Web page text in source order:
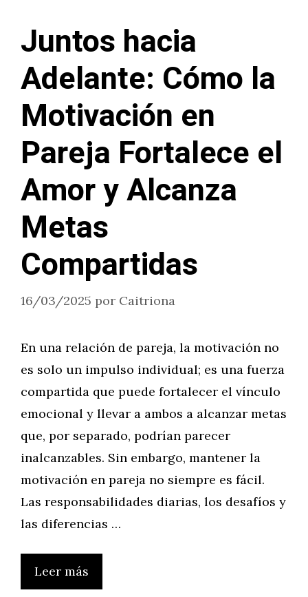
Juntos hacia
Adelante: Cómo la
Motivación en
Pareja Fortalece el
Amor y Alcanza
Metas
Compartidas
16/03/2025 por Caitriona
En una relación de pareja, la motivación no
es solo un impulso individual; es una fuerza
compartida que puede fortalecer el vínculo
emocional y llevar a ambos a alcanzar metas
que, por separado, podrían parecer
inalcanzables. Sin embargo, mantener la
motivación en pareja no siempre es fácil.
Las responsabilidades diarias, los desafíos y
las diferencias …
Leer más